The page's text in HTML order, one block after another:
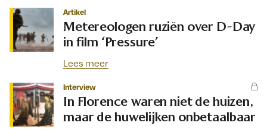
Artikel
Metereologen ruziën over D-Day
in film ‘Pressure’
Lees meer
Interview
In Florence waren niet de huizen,
maar de huwelijken onbetaalbaar